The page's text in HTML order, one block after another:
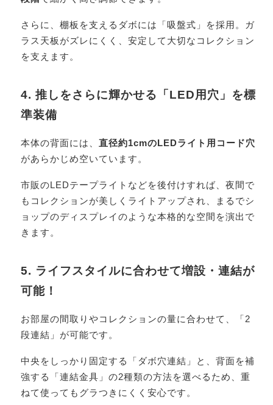
さらに、棚板を支えるダボには「吸盤式」を採用。ガ
ラス天板がズレにくく、安定して大切なコレクション
を支えます。
4. 推しをさらに輝かせる「LED用穴」を標
準装備
本体の背面には、 直径約1cmのLEDライト用コード穴
があらかじめ空いています。
市販のLEDテープライトなどを後付けすれば、夜間で
もコレクションが美しくライトアップされ、まるでシ
ョップのディスプレイのような本格的な空間を演出で
きます。
5. ライフスタイルに合わせて増設・連結が
可能！
お部屋の間取りやコレクションの量に合わせて、「2
段連結」が可能です。
中央をしっかり固定する「ダボ穴連結」と、背面を補
強する「連結金具」の2種類の方法を選べるため、重
ねて使ってもグラつきにくく安心です。